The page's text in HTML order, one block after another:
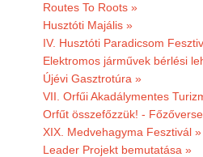
Routes To Roots »
Husztóti Majális »
IV. Husztóti Paradicsom
Elektromos járművek bérlési
Újévi Gasztrotúra »
VII. Orfűi Akadálymentes
Orfűt összefőzzük! -
XIX. Medvehagyma Fesztivál »
Leader Projekt bemutatása »